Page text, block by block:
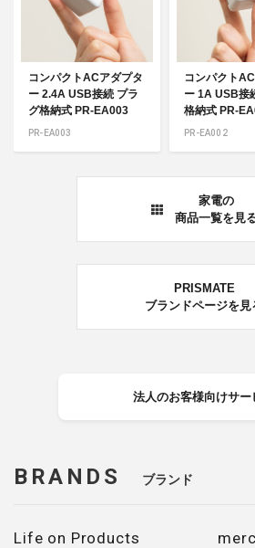
コンパクトACアダプタ
ー 2.4A USB接続 プラ
グ格納式 PR-EA003
PR-EA003
コンパクト
ー 1A USB接
格納式 PR-
PR-EA002
家電の
商品一覧を見
PRISMATE
ブランドページを見
法人のお客様向けサー
BRANDS ブランド
Life on Products